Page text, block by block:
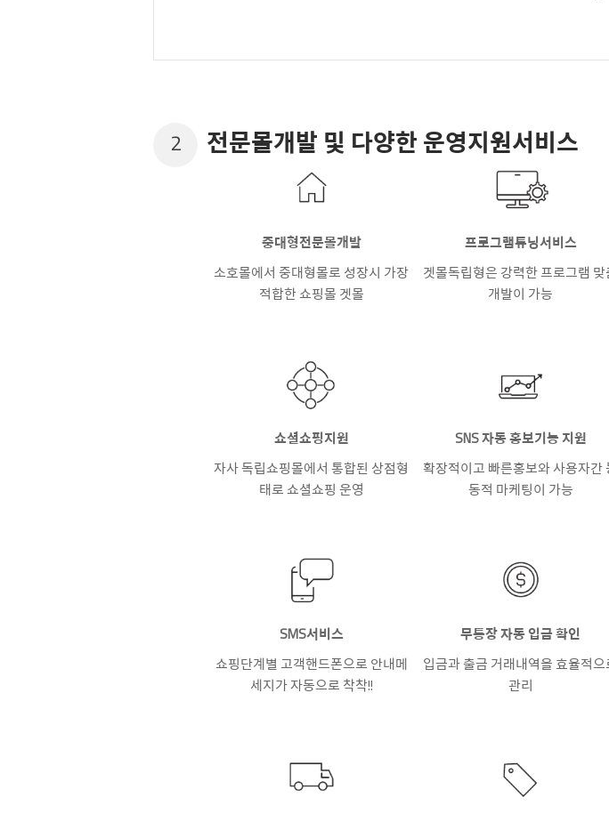
2 전문몰개발 및 다양한 운영지원서비스
중대형전문몰개발
소호몰에서 중대형몰로 성장시 가장
적합한 쇼핑몰 겟몰
프로그램튜닝서비스
겟몰독립형은 강력한 프로그램 맞
개발이 가능
쇼셜쇼핑지원
자사 독립쇼핑몰에서 통합된 상점형
태로 쇼셜쇼핑 운영
SNS 자동 홍보기능 지원
확장적이고 빠른홍보와 사용자간
동적 마케팅이 가능
SMS서비스
쇼핑단계별 고객핸드폰으로 안내메
세지가 자동으로 착착!!
무통장 자동 입금 확인
입금과 출금 거래내역을 효율적으
관리